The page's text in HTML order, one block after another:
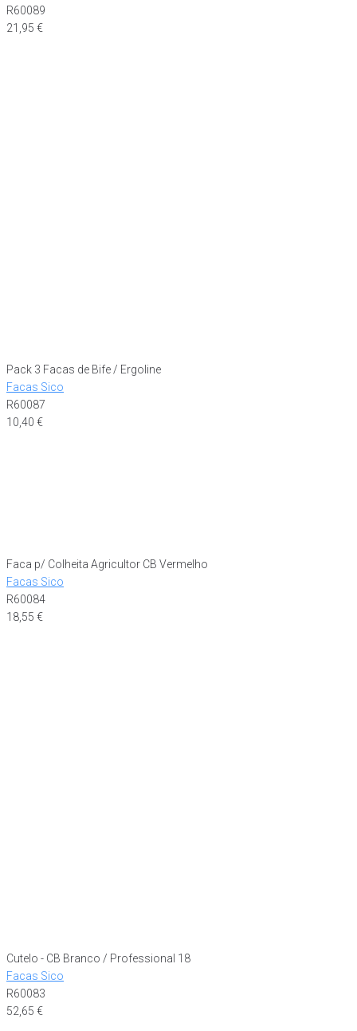
R60089
21,95 €
Pack 3 Facas de Bife / Ergoline
Facas Sico
R60087
10,40 €
Faca p/ Colheita Agricultor CB Vermelho
Facas Sico
R60084
18,55 €
Cutelo - CB Branco / Professional 18
Facas Sico
R60083
52,65 €